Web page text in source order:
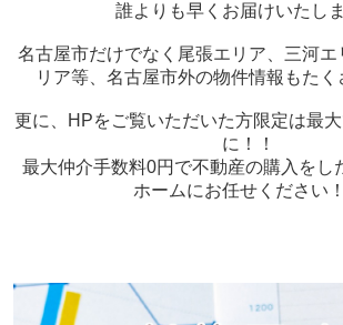
誰よりも早くお届けいたしま
名古屋市だけでなく尾張エリア、三河エ
リア等、名古屋市外の物件情報もたく
更に、HPをご覧いただいた方限定は最
に！！
最大仲介手数料0円で不動産の購入をし
ホームにお任せください！